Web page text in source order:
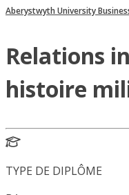
Aberystwyth University
Relations
histoire
TYPE DE DIPLÔME